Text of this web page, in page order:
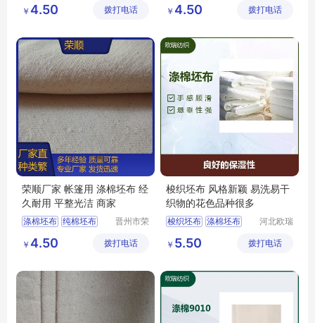
涤棉起绒布
平纹坯布
限公司
￥ 4.50 拨打电话
涤棉起绒布
平纹坯布
限公司
￥ 4.50 拨打电话
荣顺厂家 帐篷用 涤棉坯布 经
久耐用 平整光洁 商家
涤棉坯布 纯棉坯布
涤棉起绒布
平纹坯布
晋州市荣
限公司
￥ 4.50 拨打电话
梭织坯布 风格新颖 易洗易干
织物的花色品种很多
梭织坯布 涤棉坯布
平纹坯布
河北欧瑞
有限公司
￥ 5.50 拨打电话